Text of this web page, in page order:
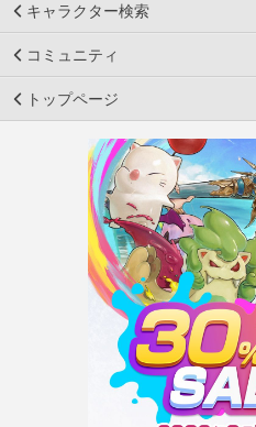
キャラクター検索
コミュニティ
トップページ